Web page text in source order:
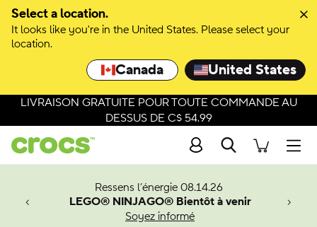
Select a location.
It looks like you're in the United States. Please select your
location.
Canada United States
LIVRAISON GRATUITE POUR TOUTE COMMANDE AU
DESSUS DE C$ 54.99
Recherche
Ressens l’énergie 08.14.26
LEGO® NINJAGO® Bientôt à venir
Soyez informé
Man.